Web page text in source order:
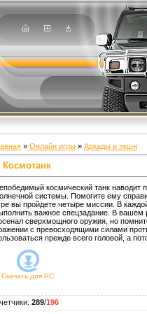
» Онлайн игры » Аркады и экшн
Космотанк
космический танк наводит
системы. Помогите ему
вы пройдете четыре миссии. В
важное спецзадание. В вашем
сверхмощного оружия, но
с превосходящими силами
прежде всего головой, а
Скачать для PC
: 289/196